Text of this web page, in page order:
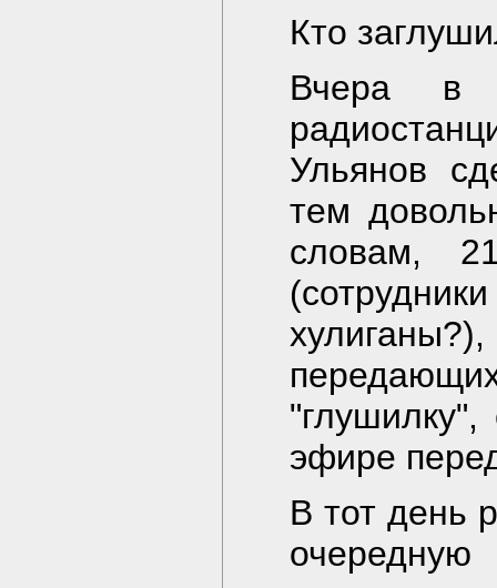
Кто
Вчера в
Ульянов
тем
словам,
эфире
В тот день
очередную